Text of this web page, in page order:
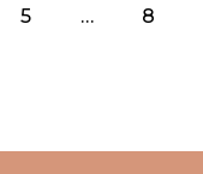
5 … 8